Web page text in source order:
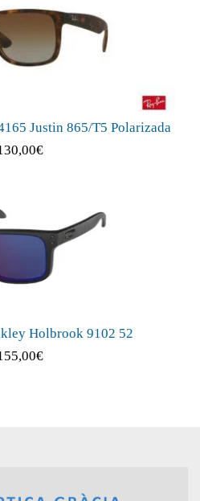
Justin 865/T5 Polarizada
€
Holbrook 9102 52
€